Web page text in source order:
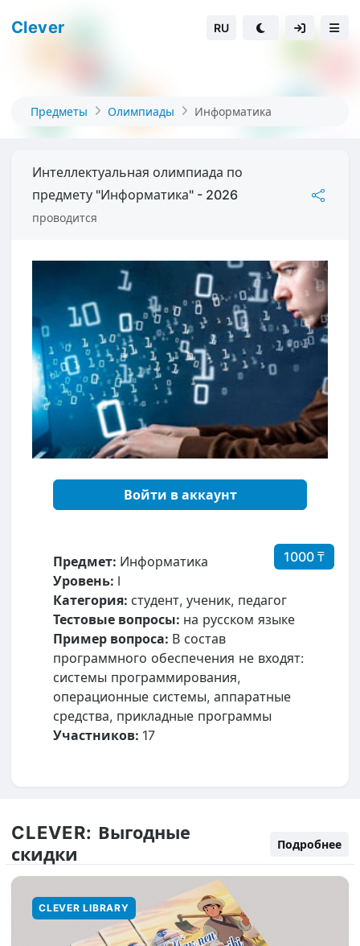
Clever RU
Предметы Олимпиады Информатика
Интеллектуальная олимпиада по
предмету "Информатика" - 2026
проводится
Войти в аккаунт
1000 ₸
Предмет: Информатика
Уровень: I
Категория: студент, ученик, педагог
Тестовые вопросы: на русском языке
Пример вопроса: В состав
программного обеспечения не входят:
системы программирования,
операционные системы, аппаратные
средства, прикладные программы
Участников: 17
CLEVER: Выгодные
скидки
Подробнее
CLEVER LIBRARY